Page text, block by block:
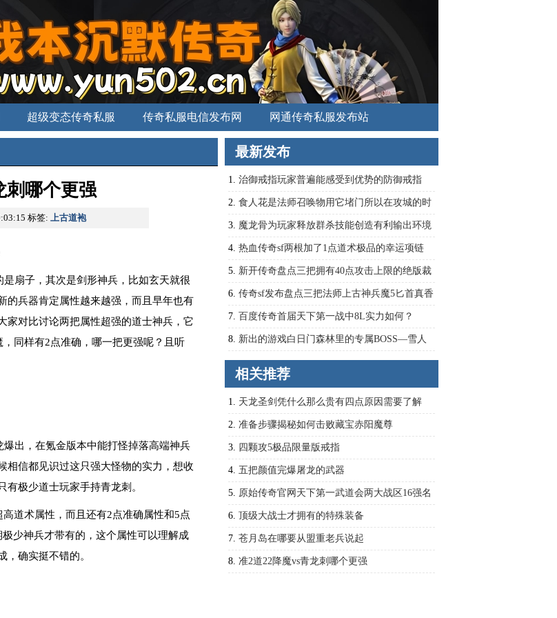
超级变态传奇私服 传奇私服电信发布网
网通传奇私服发布站
刺哪个更强
标签: 上古道袍
扇子，其次是剑形神兵，比如玄天就很
的兵器肯定属性越来越强，而且早年也有
家对比讨论两把属性超强的道士神兵，它
同样有2点准确，哪一把更强呢？且听
出，在氪金版本中能打怪掉落高端神兵
相信都见识过这只强大怪物的实力，想收
极少道士玩家手持青龙刺。
道术属性，而且还有2点准确属性和5点
少神兵才带有的，这个属性可以理解成
，确实挺不错的。
最新发布
1. 治御戒指玩家普遍能感受到优势的防御戒指
2. 食人花是法师召唤物用它堵门所以在攻城的时
候绝对是主要输出者之一
3. 魔龙骨为玩家释放群杀技能创造有利输出环境
4. 热血传奇sf两根加了1点道术极品的幸运项链
5. 新开传奇盘点三把拥有40点攻击上限的绝版裁
决之杖
6. 传奇sf发布盘点三把法师上古神兵魔5匕首真香
7. 百度传奇首届天下第一战中8L实力如何？
8. 新出的游戏白日门森林里的专属BOSS—雪人
王
相关推荐
1. 天龙圣剑凭什么那么贵有四点原因需要了解
2. 准备步骤揭秘如何击败藏宝赤阳魔尊
3. 四颗攻5极品限量版戒指
4. 五把颜值完爆屠龙的武器
5. 原始传奇官网天下第一武道会两大战区16强名
单出炉
6. 顶级大战士才拥有的特殊装备
7. 苍月岛在哪要从盟重老兵说起
8. 准2道22降魔vs青龙刺哪个更强